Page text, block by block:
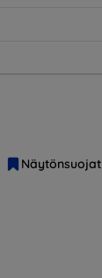
Näytönsuojat